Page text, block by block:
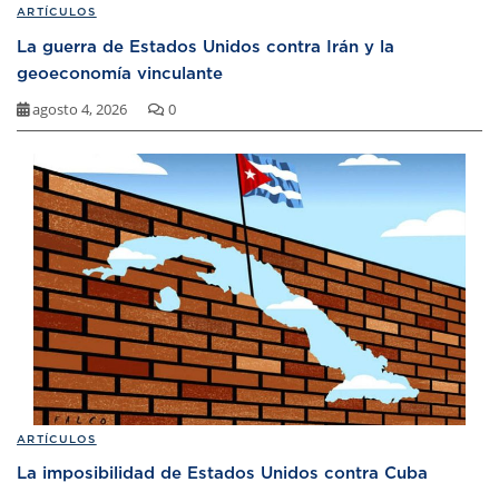
ARTÍCULOS
La guerra de Estados Unidos contra Irán y la
geoeconomía vinculante
agosto 4, 2026 0
ARTÍCULOS
La imposibilidad de Estados Unidos contra Cuba